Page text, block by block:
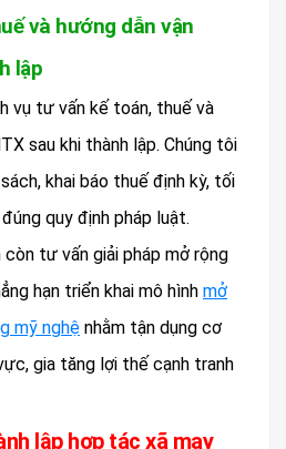
và hướng dẫn vận
lập
vụ tư vấn kế toán, thuế và
sau khi thành lập. Chúng tôi
khai báo thuế định kỳ, tối
quy định pháp luật.
còn tư vấn giải pháp mở rộng
hạn triển khai mô hình mở
mỹ nghệ nhằm tận dụng cơ
gia tăng lợi thế cạnh tranh
lập hợp tác xã may